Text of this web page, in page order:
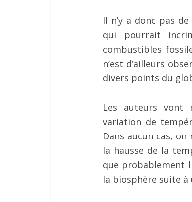
Il n’y a donc pas
qui pourrait
combustibles
n’est d’ailleurs
divers points du
Les auteurs vont
variation de
Dans aucun cas,
la hausse de la
que probablement
la biosphère suite